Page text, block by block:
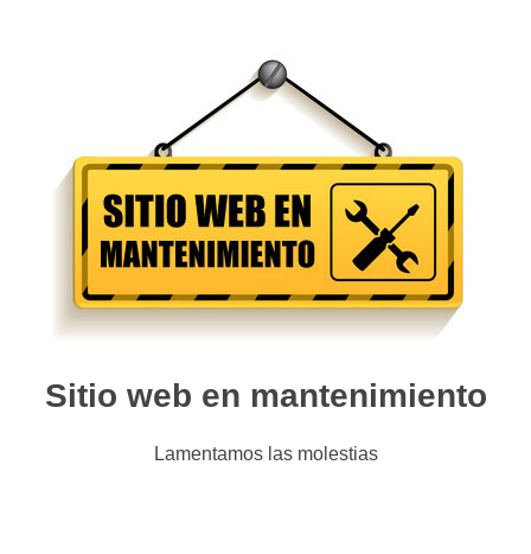
Sitio web en mantenimiento
Lamentamos las molestias